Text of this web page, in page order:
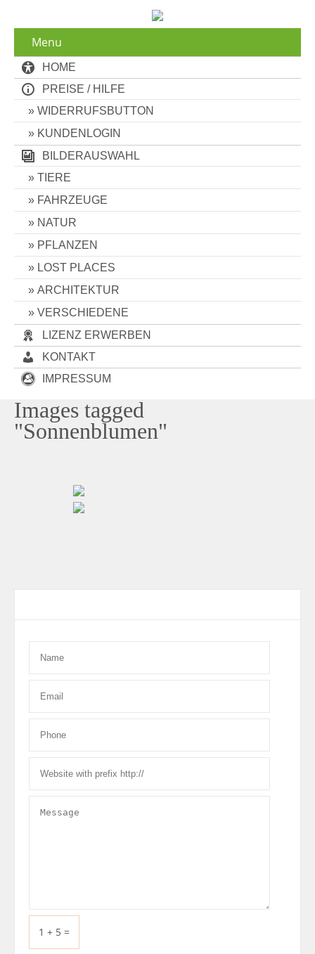
Menu
HOME
PREISE / HILFE
WIDERRUFSBUTTON
KUNDENLOGIN
BILDERAUSWAHL
TIERE
FAHRZEUGE
NATUR
PFLANZEN
LOST PLACES
ARCHITEKTUR
VERSCHIEDENE
LIZENZ ERWERBEN
KONTAKT
IMPRESSUM
Images tagged
"Sonnenblumen"
1 + 5 =